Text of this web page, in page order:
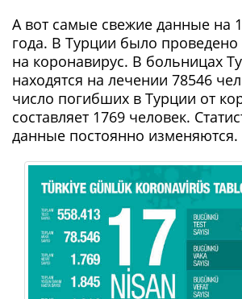
А вот самые свежие данные на
года. В Турции было проведено
на коронавирус. В больницах
находятся на лечении 78546
число погибших в Турции от
составляет 1769 человек.
данные постоянно изменяются.